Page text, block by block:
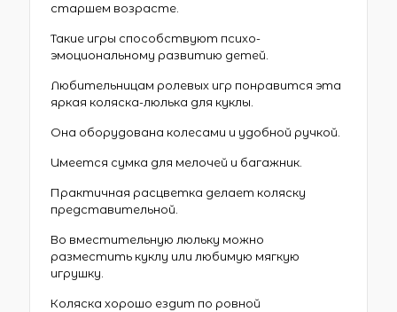
старшем возрасте.
Такие игры способствуют психо-
эмоциональному развитию детей.
Любительницам ролевых игр понравится эта
яркая коляска-люлька для куклы.
Она оборудована колесами и удобной ручкой.
Имеется сумка для мелочей и багажник.
Практичная расцветка делает коляску
представительной.
Во вместительную люльку можно
разместить куклу или любимую мягкую
игрушку.
Коляска хорошо ездит по ровной